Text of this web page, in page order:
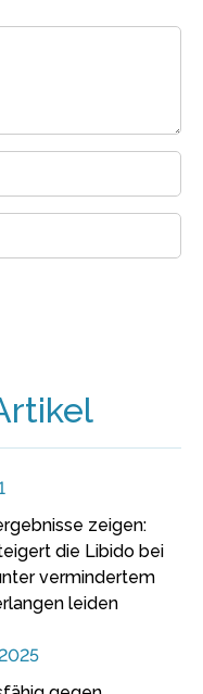
zeigen:
die Libido bei
vermindertem
leiden